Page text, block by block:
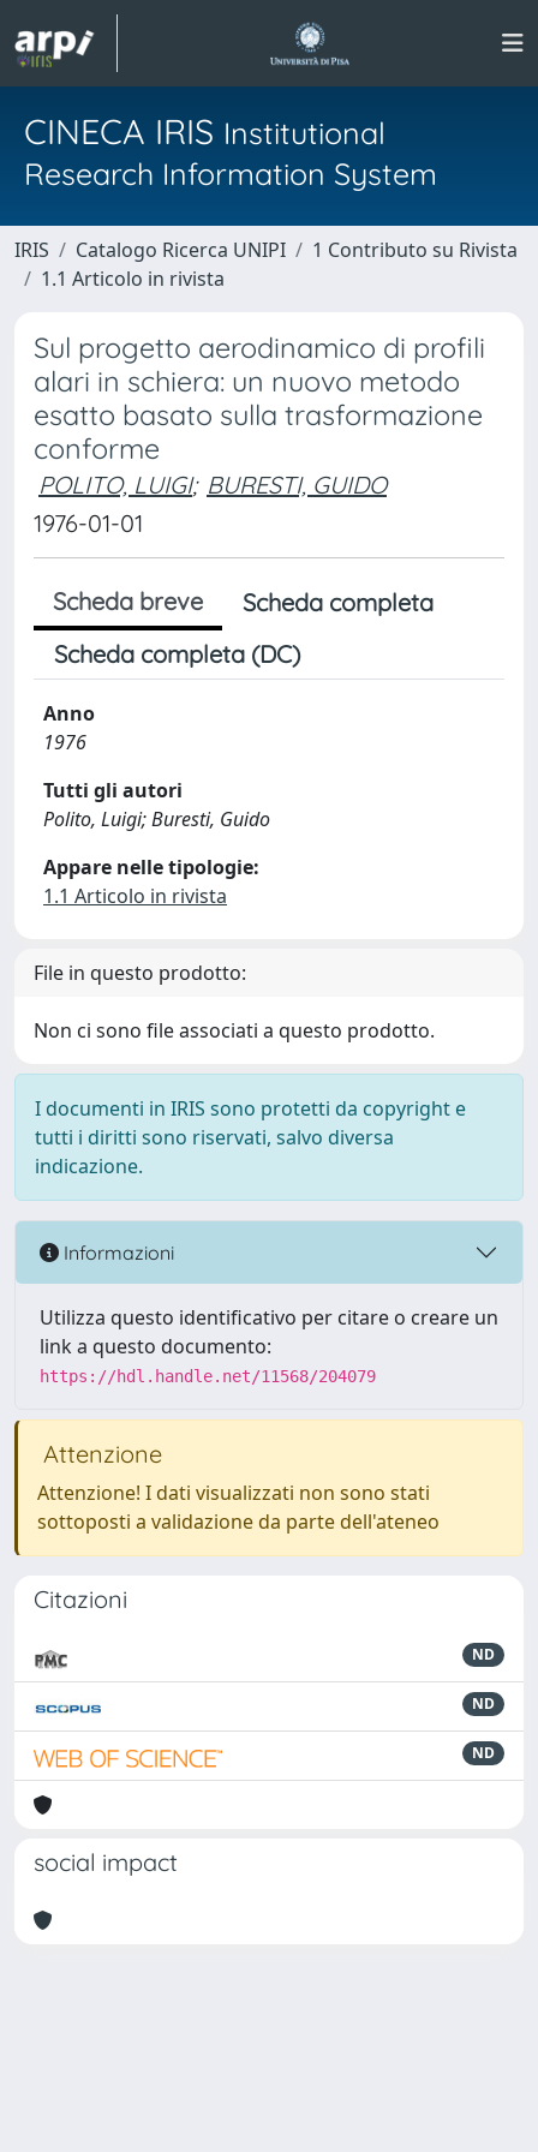
CINECA IRIS Institutional
Research Information System
IRIS Catalogo Ricerca UNIPI
1 Contributo su Rivista
1.1 Articolo in rivista
Sul progetto aerodinamico di profili
alari in schiera: un nuovo metodo
esatto basato sulla trasformazione
conforme
POLITO, LUIGI; BURESTI, GUIDO
1976-01-01
Scheda breve
Scheda completa
Scheda completa (DC)
Anno
1976
Tutti gli autori
Polito, Luigi; Buresti, Guido
Appare nelle tipologie:
1.1 Articolo in rivista
File in questo prodotto:
Non ci sono file associati a questo prodotto.
I documenti in IRIS sono protetti da copyright e
tutti i diritti sono riservati, salvo diversa
indicazione.
Informazioni
Utilizza questo identificativo per citare o creare un
link a questo documento:
https://hdl.handle.net/11568/204079
Attenzione
Attenzione! I dati visualizzati non sono stati
sottoposti a validazione da parte dell'ateneo
Citazioni
ND
ND
ND
social impact